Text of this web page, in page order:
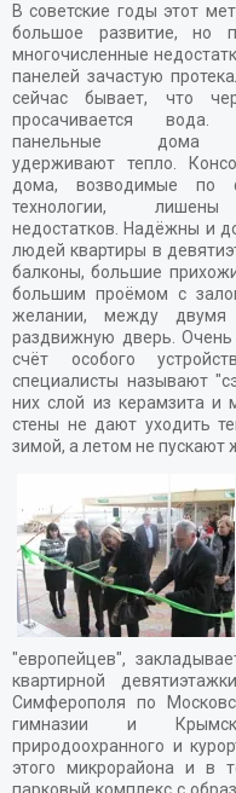
В советские годы этот
большое развитие, но
многочисленные
панелей зачастую
сейчас бывает, что
просачивается вода.
панельные дома
удерживают тепло.
дома, возводимые по
технологии,
недостатков. Надёжны и
людей квартиры в
балконы, большие
большим проёмом с
желании, между двумя
раздвижную дверь.
счёт особого
специалисты называют
них слой из керамзита и
стены не дают уходить
зимой, а летом не пускают
"европейцев",
квартирной
Симферополя по
гимназии и
природоохранного и
этого микрорайона и в